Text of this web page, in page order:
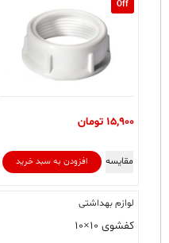
Off
15,900 تومان
افزودن به سبد خرید مقایسه
لوازم بهداشتی
کفشوی ۱۰×۱۰